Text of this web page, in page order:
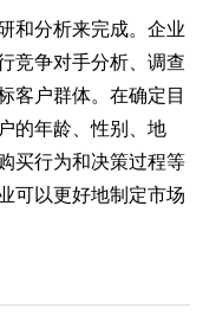
和分析来完成。企业
竞争对手分析、调查
客户群体。在确定目
的年龄、性别、地
买行为和决策过程等
可以更好地制定市场